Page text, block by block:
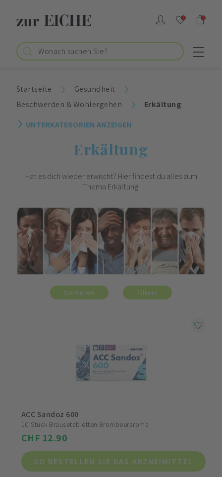
0 0
Startseite
Gesundheit
Beschwerden & Wohlergehen
Erkältung
UNTERKATEGORIEN ANZEIGEN
Erkältung
Hat es dich wieder erwischt? Hier findest du alles zum
Thema Erkältung.
Sortieren Filtern
ACC Sandoz 600
10 Stück Brausetabletten Brombeeraroma
CHF 12.90
SO BESTELLEN SIE DAS ARZNEIMITTEL